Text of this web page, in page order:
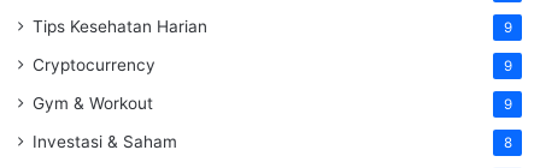
Tips Kesehatan Harian 9
Cryptocurrency 9
Gym & Workout 9
Investasi & Saham 8